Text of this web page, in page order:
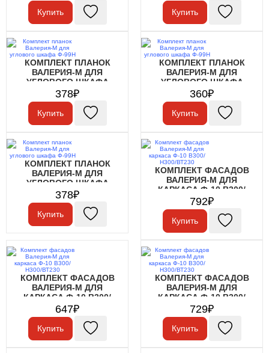
Купить Купить
КОМПЛЕКТ ПЛАНОК
ВАЛЕРИЯ-М ДЛЯ
УГЛОВОГО ШКАФА
Ф-99Н
378₽
Купить
КОМПЛЕКТ ПЛАНОК
ВАЛЕРИЯ-М ДЛЯ
УГЛОВОГО ШКАФА
Ф-99Н
360₽
Купить
КОМПЛЕКТ ПЛАНОК
ВАЛЕРИЯ-М ДЛЯ
УГЛОВОГО ШКАФА
Ф-99Н
378₽
Купить
КОМПЛЕКТ ФАСАДОВ
ВАЛЕРИЯ-М ДЛЯ
КАРКАСА Ф-10 В300/
Н300/ВТ230
792₽
Купить
КОМПЛЕКТ ФАСАДОВ
ВАЛЕРИЯ-М ДЛЯ
КАРКАСА Ф-10 В300/
Н300/ВТ230
647₽
Купить
КОМПЛЕКТ ФАСАДОВ
ВАЛЕРИЯ-М ДЛЯ
КАРКАСА Ф-10 В300/
Н300/ВТ230
729₽
Купить